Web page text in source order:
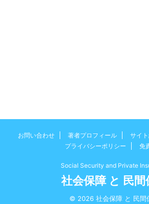
お問い合わせ 著者プロフィール サイ
プライバシーポリシー
免
Social Security and Private
社会保障 と 民間
© 2026 社会保障 と 民間